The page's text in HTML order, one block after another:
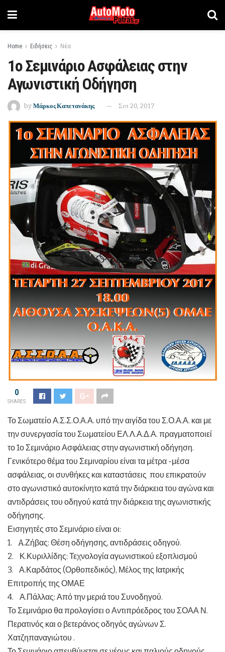
Home Ειδήσεις Νέα
1ο Σεμινάριο Ασφάλειας στην
Αγωνιστική Οδήγηση
by Μάρκος Καπετανάκης Σεπ 20, 2017
0
SHARES
Το Σωματείο Α.Σ.Σ.Ο.Α.Α. υπό την αιγίδα του Σ.Ο.Α.Α. και με
την συνεργασία του Σωματείου ΕΛ.Λ.Α.Δ.Α. πραγματοποιεί
το 1ο Σεμινάριο Ασφάλειας στην αγωνιστική οδήγηση.
Γενικότερο θέμα του Σεμιναρίου είναι τα μέτρα -μέσα
ασφάλειας, οι συνθήκες και καταστάσεις που επικρατούν
στο αγωνιστικό αυτοκίνητο κατά την διάρκεια του αγώνα και
αντιδράσεις του οδηγού κατά την διάρκεια της αγωνιστικής
οδήγησης.
Εισηγητές στο Σεμινάριο είναι οι:
1. A.Ζήβας: Θέση οδήγησης, αντιδράσεις οδηγού.
2. Κ.Κυριλλίδης: Τεχνολογία αγωνιστικού εξοπλισμού
3. Α.Καρδάτος (Ορθοπεδικός), Μέλος της Ιατρικής
Επιτροπής της ΟΜΑΕ
4. Α.Πάλλας: Από την μεριά του Συνοδηγού.
Το Σεμινάριο θα προλογίσει ο Αντιπρόεδρος του ΣΟΑΑ Ν.
Περατινός και ο βετεράνος οδηγός αγώνων Σ.
Χατζηπαναγιώτου .